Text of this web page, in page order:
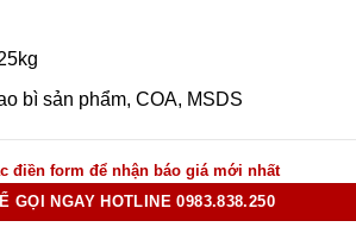
bì sản phẩm, COA, MSDS
điền form để nhận báo giá mới nhất
GỌI NGAY HOTLINE 0983.838.250